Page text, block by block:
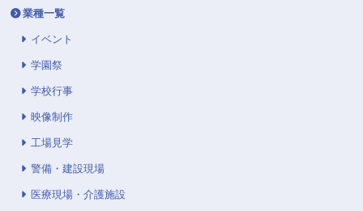
業種一覧
イベント
学園祭
学校行事
映像制作
工場見学
警備・建設現場
医療現場・介護施設